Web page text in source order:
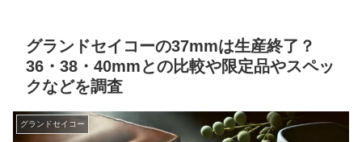
グランドセイコーの37mmは生産終了？
36・38・40mmとの比較や限定品やスペッ
クなどを調査
グランドセイコー